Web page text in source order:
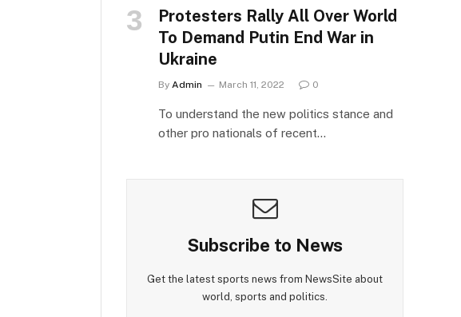
Protesters Rally All Over World
To Demand Putin End War in
Ukraine
By Admin March 11, 2022 0
To understand the new politics stance and
other pro nationals of recent…
Subscribe to News
Get the latest sports news from NewsSite about
world, sports and politics.